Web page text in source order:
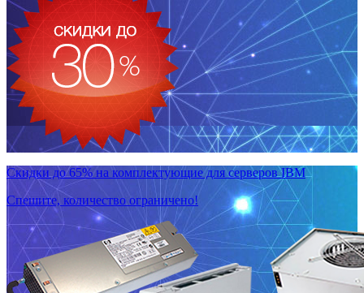
Скидки до 65% на комплектующие для серверов IBM
Спешите, количество ограничено!